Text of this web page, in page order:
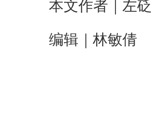
本文作者｜左砭
编辑｜林敏倩